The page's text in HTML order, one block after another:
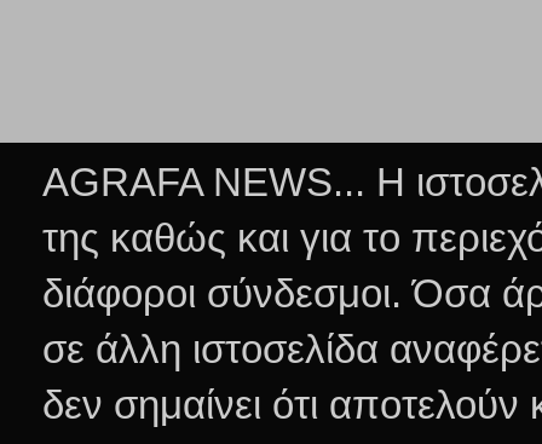
AGRAFA NEWS... Η
της καθώς και για το
διάφοροι σύνδεσμοι.Όσα
σε άλλη ιστοσελίδα
δεν σημαίνει ότι